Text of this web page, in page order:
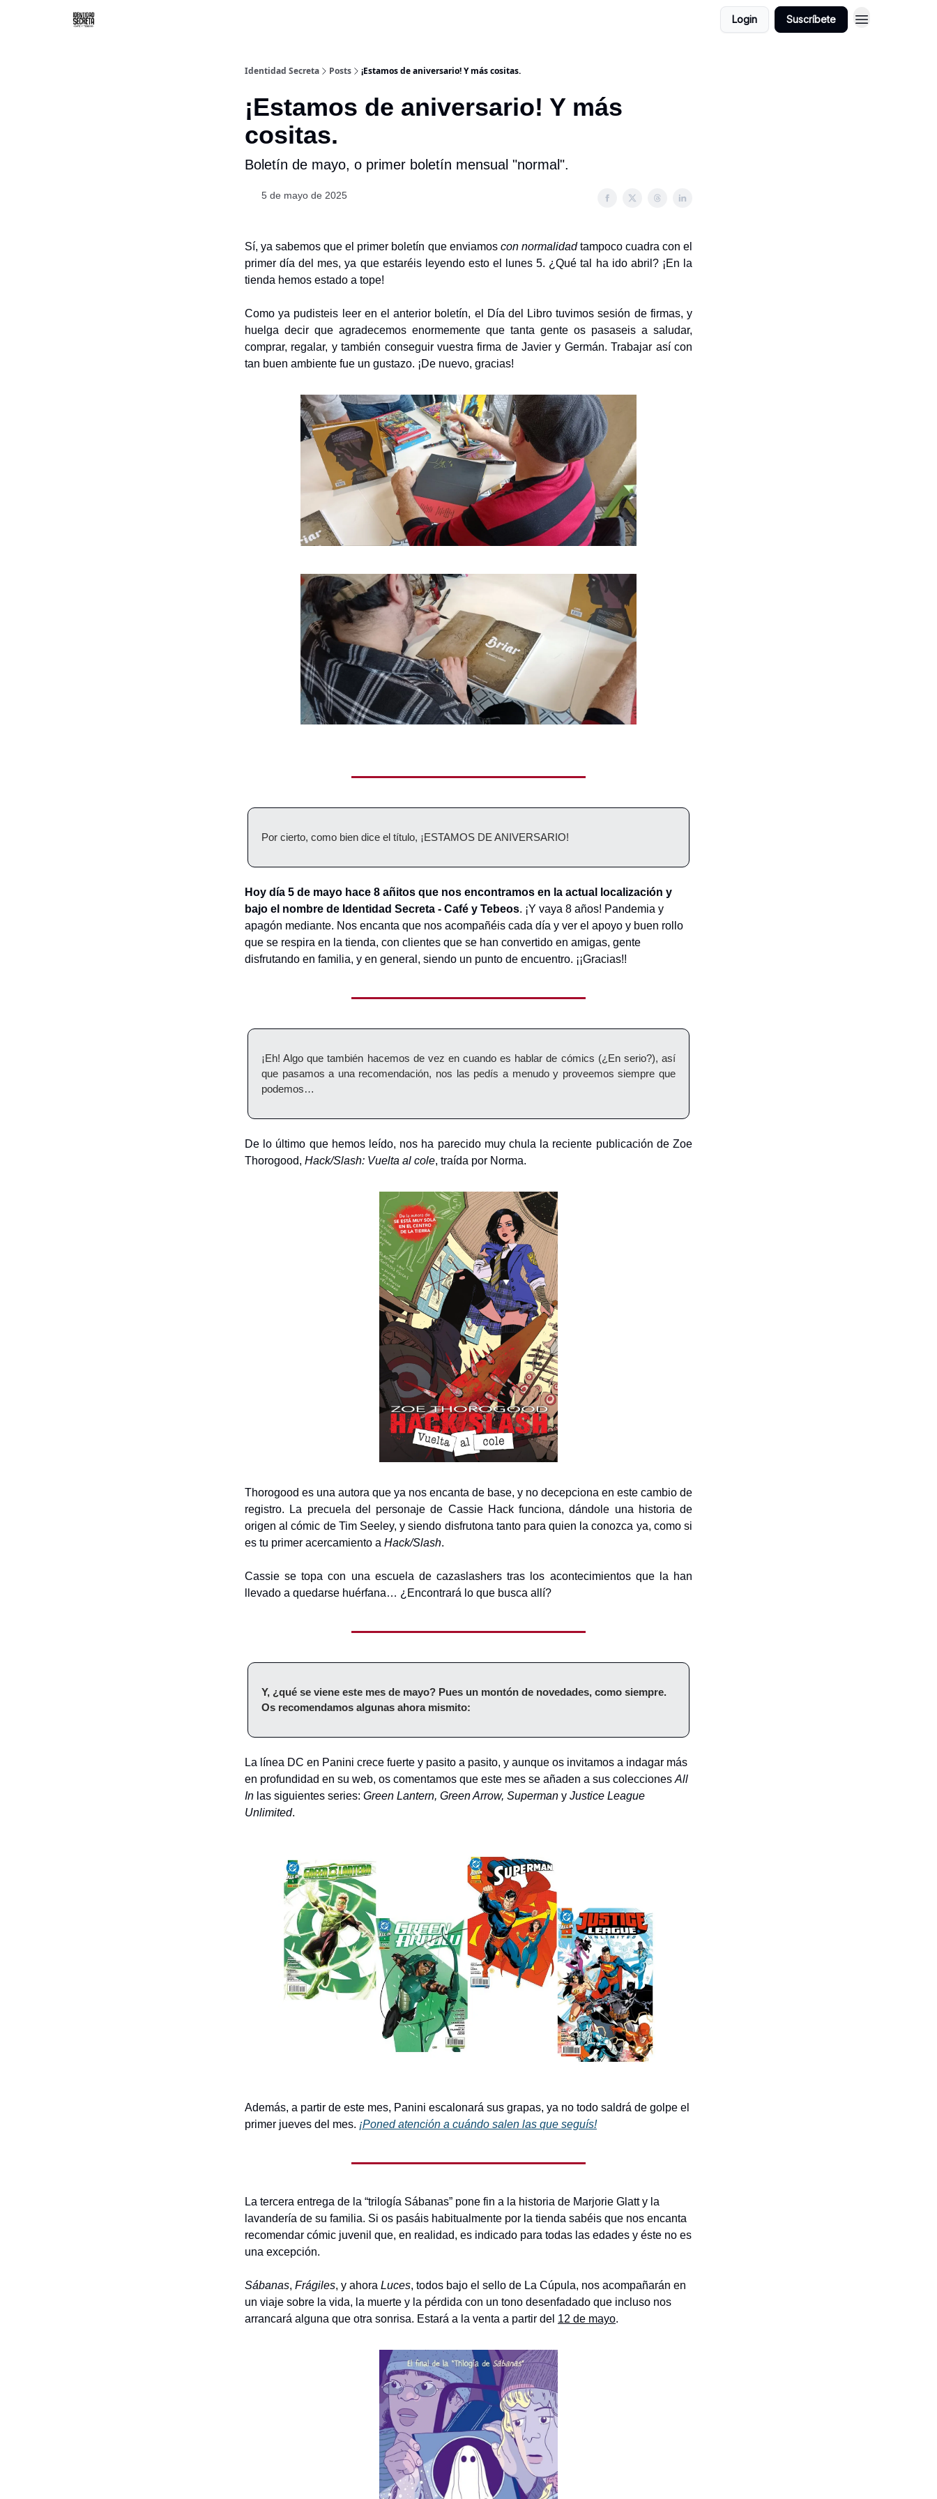
Login Suscríbete
Identidad Secreta Posts ¡Estamos de aniversario! Y más cositas.
¡Estamos de aniversario! Y más
cositas.
Boletín de mayo, o primer boletín mensual "normal".
5 de mayo de 2025
Sí, ya sabemos que el primer boletín que enviamos con normalidadtampoco cuadra con el
primer día del mes, ya que estaréis leyendo esto el lunes 5. ¿Qué tal ha ido abril? ¡En la
tienda hemos estado a tope!
Como ya pudisteis leer en el anterior boletín, el Día del Libro tuvimos sesión de firmas, y
huelga decir que agradecemos enormemente que tanta gente os pasaseis a saludar,
comprar, regalar, y también conseguir vuestra firma de Javier y Germán. Trabajar así con
tan buen ambiente fue un gustazo. ¡De nuevo, gracias!
Por cierto, como bien dice el título, ¡ESTAMOS DE ANIVERSARIO!
Hoy día 5 de mayo hace 8 añitos que nos encontramos en la actual localización y
bajo el nombre de Identidad Secreta - Café y Tebeos. ¡Y vaya 8 años! Pandemia y
apagón mediante. Nos encanta que nos acompañéis cada día y ver el apoyo y buen rollo
que se respira en la tienda, con clientes que se han convertido en amigas, gente
disfrutando en familia, y en general, siendo un punto de encuentro. ¡¡Gracias!!
¡Eh! Algo que también hacemos de vez en cuando es hablar de cómics (¿En serio?), así
que pasamos a una recomendación, nos las pedís a menudo y proveemos siempre que
podemos…
De lo último que hemos leído, nos ha parecido muy chula la reciente publicación de Zoe
Thorogood, Hack/Slash: Vuelta al cole, traída por Norma.
Thorogood es una autora que ya nos encanta de base, y no decepciona en este cambio de
registro. La precuela del personaje de Cassie Hack funciona, dándole una historia de
origen al cómic de Tim Seeley, y siendo disfrutona tanto para quien la conozca ya, como si
es tu primer acercamiento a Hack/Slash.
Cassie se topa con una escuela de cazaslashers tras los acontecimientos que la han
llevado a quedarse huérfana… ¿Encontrará lo que busca allí?
Y, ¿qué se viene este mes de mayo? Pues un montón de novedades, como siempre.
Os recomendamos algunas ahora mismito:
La línea DC en Panini crece fuerte y pasito a pasito, y aunque os invitamos a indagar más
en profundidad en su web, os comentamos que este mes se añaden a sus coleccionesAll
In las siguientes series: Green Lantern, Green Arrow, Superman y Justice League
Unlimited.
Además, a partir de este mes, Panini escalonará sus grapas, ya no todo saldrá de golpe el
primer jueves del mes. ¡Poned atención a cuándo salen las que seguís!
La tercera entrega de la “trilogía Sábanas” pone fin a la historia de Marjorie Glatt y la
lavandería de su familia. Si os pasáis habitualmente por la tienda sabéis que nos encanta
recomendar cómic juvenil que, en realidad, es indicado para todas las edades y éste no es
una excepción.
Sábanas, Frágiles, y ahora Luces, todos bajo el sello de La Cúpula, nos acompañarán en
un viaje sobre la vida, la muerte y la pérdida con un tono desenfadado que incluso nos
arrancará alguna que otra sonrisa. Estará a la venta a partir del 12 de mayo.